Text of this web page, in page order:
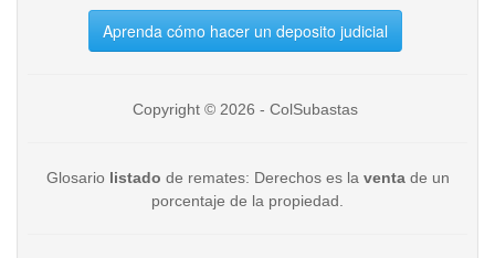
Aprenda cómo hacer un deposito judicial
Copyright © 2026 - ColSubastas
Glosario listado de remates: Derechos es la ventade un
porcentaje de la propiedad.